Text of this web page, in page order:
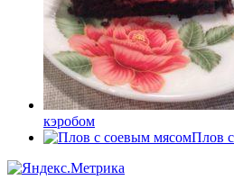
кэробом
Плов